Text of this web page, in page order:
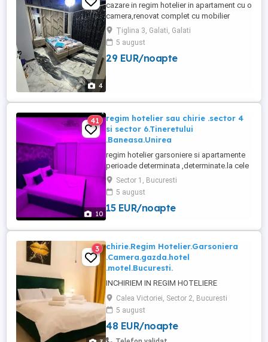
4
cazare in regim hotelier in apartament cu o
camera,renovat complet cu mobilier
nou.Este utliat cu WIFI,AC tip
inverter,bucatarie complet utilata.
Apartamentul se afla in zona centrala
Mazepa 1,aproape de faleza Dunarii si
Țiglina 3, Galati, Galati
5 august
29 EUR/noapte
10
41
regim hotelier sau chirie .sector 4
si sector 6.Tineretului
.Baneasa.Unirea
regim hotelier garsoniere si apartamente
perioade determinata ,determinate.la cele
mai avantajoase preturi Garsoniera 3 Ore
80 roni 6 Ore 100 roni 24 Ore 140 roni
apartament Lux 2 dormitor + living 3 Ore
90 roni 6 ore 120 24 ore 170 roni
Sector 1, Bucuresti
5 august
15 EUR/noapte
3
chirie.Regim Hotelier.Garsoniera
.Camera.gazda.hotel
.motel.Bucuresti.
INCHIRIEM IN REGIM HOTELIERE
Calea Victoriei, Sector 2, Bucuresti
5 august
48 EUR/noapte